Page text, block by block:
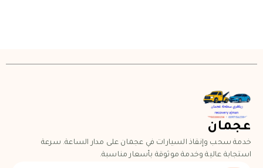
عجمان
خدمة سحب وإنقاذ السيارات في عجمان على مدار الساعة. سرعة
استجابة عالية وخدمة موثوقة بأسعار مناسبة.